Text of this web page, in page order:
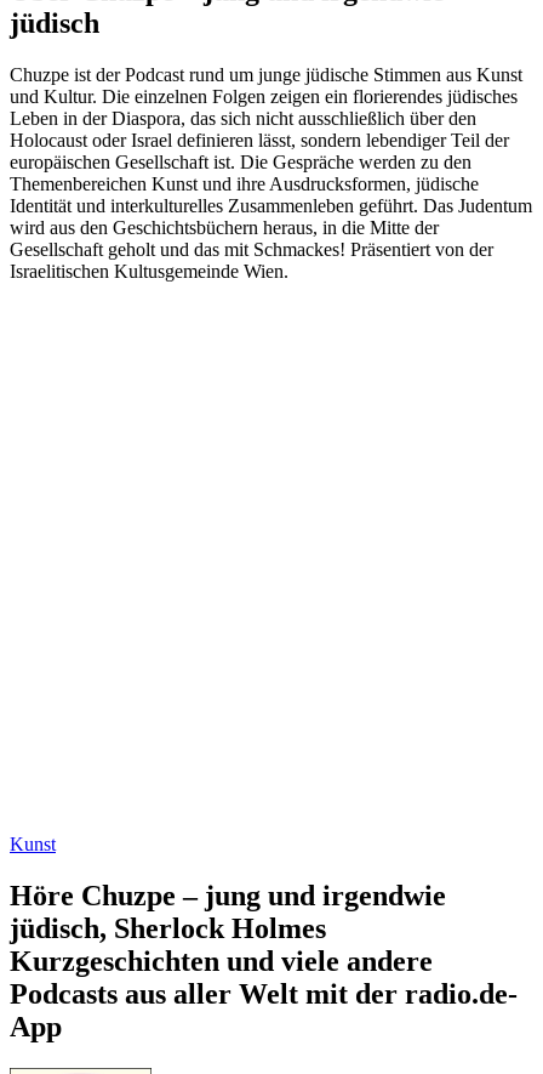
jüdisch
Chuzpe ist der Podcast rund um junge jüdische Stimmen aus Kunst
und Kultur. Die einzelnen Folgen zeigen ein florierendes jüdisches
Leben in der Diaspora, das sich nicht ausschließlich über den
Holocaust oder Israel definieren lässt, sondern lebendiger Teil der
europäischen Gesellschaft ist. Die Gespräche werden zu den
Themenbereichen Kunst und ihre Ausdrucksformen, jüdische
Identität und interkulturelles Zusammenleben geführt. Das Judentum
wird aus den Geschichtsbüchern heraus, in die Mitte der
Gesellschaft geholt und das mit Schmackes! Präsentiert von der
Israelitischen Kultusgemeinde Wien.
Kunst
Höre Chuzpe – jung und irgendwie
jüdisch, Sherlock Holmes
Kurzgeschichten und viele andere
Podcasts aus aller Welt mit der radio.de-
App